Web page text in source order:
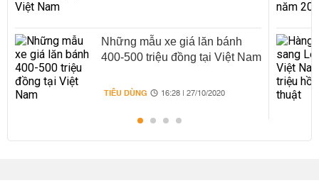
Những mẫu xe giá lăn bánh
400-500 triệu đồng tại Việt Nam
TIÊU DÙNG 16:28 | 27/10/2020